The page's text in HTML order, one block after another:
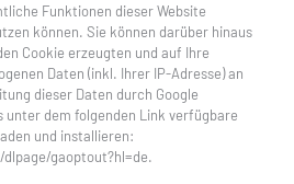
Funktionen dieser Website
können. Sie können darüber hinaus
Cookie erzeugten und auf Ihre
Daten (inkl. Ihrer IP-Adresse) an
dieser Daten durch Google
unter dem folgenden Link verfügbare
und installieren:
gaoptout?hl=de.